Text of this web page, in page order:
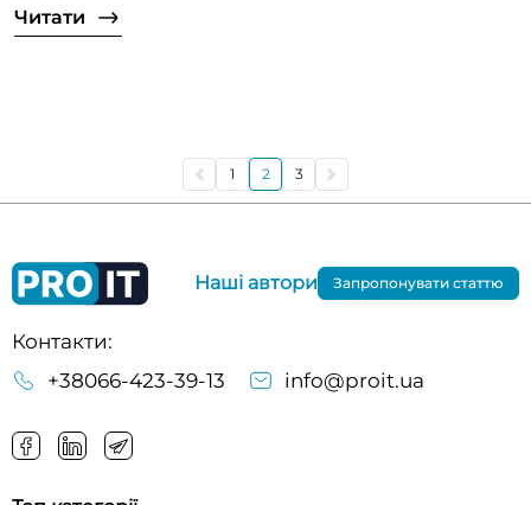
Читати
1 2 3
Контакти:
+38066-423-39-13
info@proit.ua
Наші автори Запропонувати статтю